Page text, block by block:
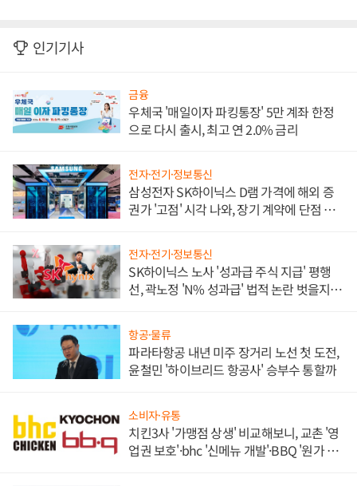
인기기사
금융
우체국 '매일이자 파킹통장' 5만 계좌 한정
으로 다시 출시, 최고 연 2.0% 금리
전자·전기·정보통신
삼성전자 SK하이닉스 D램 가격에 해외 증
권가 '고점' 시각 나와, 장기 계약에 단점 부
전자·전기·정보통신
SK하이닉스 노사 '성과급 주식 지급' 평행
선, 곽노정 'N% 성과급' 법적 논란 벗을지 주
항공·물류
파라타항공 내년 미주 장거리 노선 첫 도전,
윤철민 '하이브리드 항공사' 승부수 통할까
소비자·유통
치킨3사 '가맹점 상생' 비교해보니, 교촌 '영
업권 보호'·bhc '신메뉴 개발'·BBQ '원가 부